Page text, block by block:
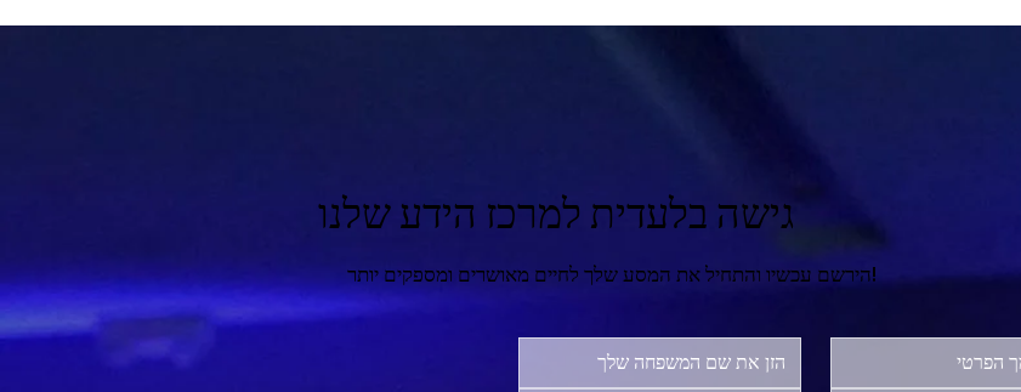
גישה בלעדית למרכז הידע שלנו
הירשם עכשיו והתחיל את המסע שלך לחיים מאושרים ומספקים יותר!